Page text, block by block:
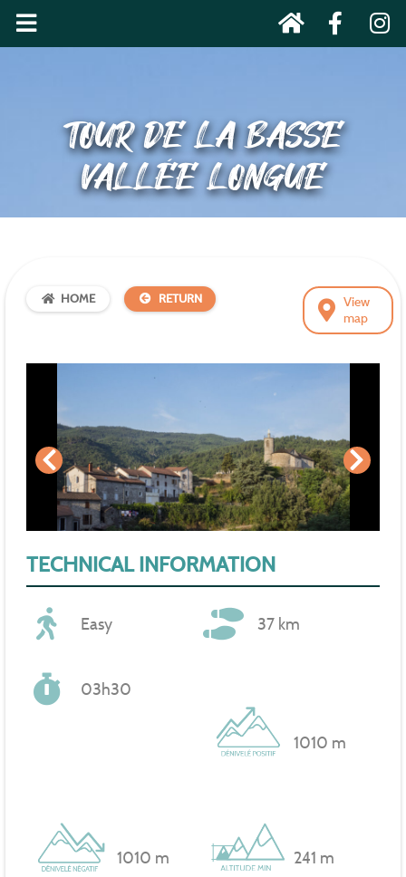
TOUR DE LA BASSE
VALLÉE LONGUE
View
map
HOME RETURN
TECHNICAL INFORMATION
Easy 37 km
03h30
1010 m
1010 m 241 m